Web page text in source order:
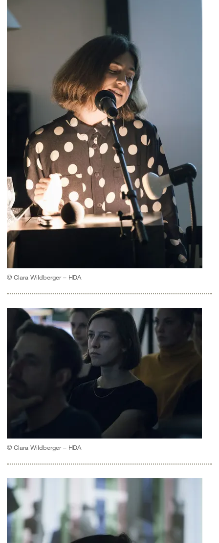
© Clara Wildberger – HDA
© Clara Wildberger – HDA